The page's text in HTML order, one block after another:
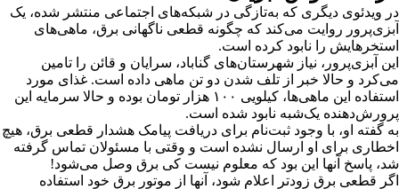
در ویدئوی دیگری که به‌تازگی در شبکه‌های اجتماعی منتشر شده، یک
آبزی‌پرور روایت می‌کند که چگونه قطعی ناگهانی برق، ماهی‌های
استخرهایش را نابود کرده است.
این آبزی‌پرور، نیاز شهرستان‌های گناباد، سرایان و قائن را تامین
می‌کرد و حالا خبر از تلف شدن دو تن ماهی داده است. غذای مورد
استفاده این ماهی‌ها، کیلویی ۱۰۰ هزار تومان بوده و حالا سرمایه این
پرورش‌دهنده یک‌شبه نابود شده است.
به گفته او، با وجود ثبت‌نام برای دریافت پیامک هشدار قطعی برق، هیچ
اخطاری برای او ارسال نشده است و وقتی با مسئولان تماس گرفته
شد، پاسخ آنها این بود که معلوم نیست کی برق وصل می‌شود!
اگر قطعی برق زودتر اعلام شود، آنها از موتور برق خود استفاده